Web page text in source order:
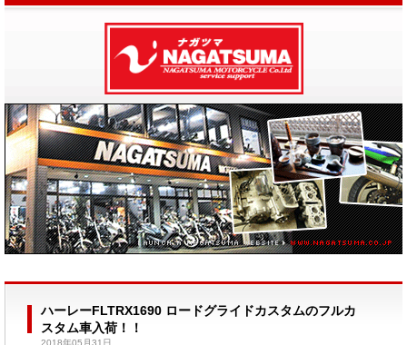
ハーレーFLTRX1690 ロードグライドカスタムのフルカ
スタム車入荷！！
2018年05月31日